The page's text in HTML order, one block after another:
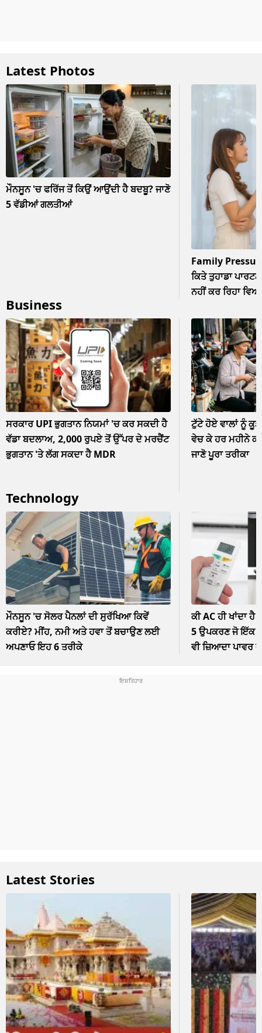
Latest Photos
ਮੌਨਸੂਨ 'ਚ ਫਰਿੱਜ ਤੋਂ ਕਿਉਂ ਆਉਂਦੀ ਹੈ ਬਦਬੂ? ਜਾਣੋ
5 ਵੱਡੀਆਂ ਗਲਤੀਆਂ
Family
ਕਿਤੇ ਤੁਹਾਡਾ
ਨਹੀਂ ਕਰ ਰਿਹਾ
Business
ਸਰਕਾਰ UPI ਭੁਗਤਾਨ ਨਿਯਮਾਂ 'ਚ ਕਰ ਸਕਦੀ ਹੈ
ਵੱਡਾ ਬਦਲਾਅ, 2,000 ਰੁਪਏ ਤੋਂ ਉੱਪਰ ਦੇ ਮਰਚੈਂਟ
ਭੁਗਤਾਨ 'ਤੇ ਲੱਗ ਸਕਦਾ ਹੈ MDR
ਟੁੱਟੇ ਹੋਏ ਵਾਲਾਂ ਨੂੰ
ਵੇਚ ਕੇ ਹਰ ਮਹੀਨੇ
ਜਾਣੋ ਪੂਰਾ ਤਰੀਕਾ
Technology
ਮੌਨਸੂਨ 'ਚ ਸੋਲਰ ਪੈਨਲਾਂ ਦੀ ਸੁਰੱਖਿਆ ਕਿਵੇਂ
ਕਰੀਏ? ਮੀਂਹ, ਨਮੀ ਅਤੇ ਹਵਾ ਤੋਂ ਬਚਾਉਣ ਲਈ
ਅਪਣਾਓ ਇਹ 6 ਤਰੀਕੇ
ਕੀ AC ਹੀ ਖਾਂਦਾ
5 ਉਪਕਰਣ ਜੋ ਇੱਕ
ਵੀ ਜ਼ਿਆਦਾ ਪਾਵਰ
Latest Stories